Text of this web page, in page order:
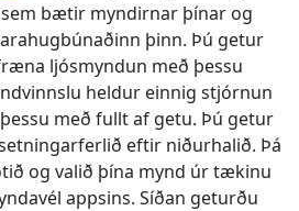
bætir myndirnar þínar og
þinn. Þú getur
ljósmyndun með þessu
heldur einnig stjórnun
með fullt af getu. Þú getur
eftir niðurhalið. Þá
og valið þína mynd úr tækinu
appsins. Síðan geturðu